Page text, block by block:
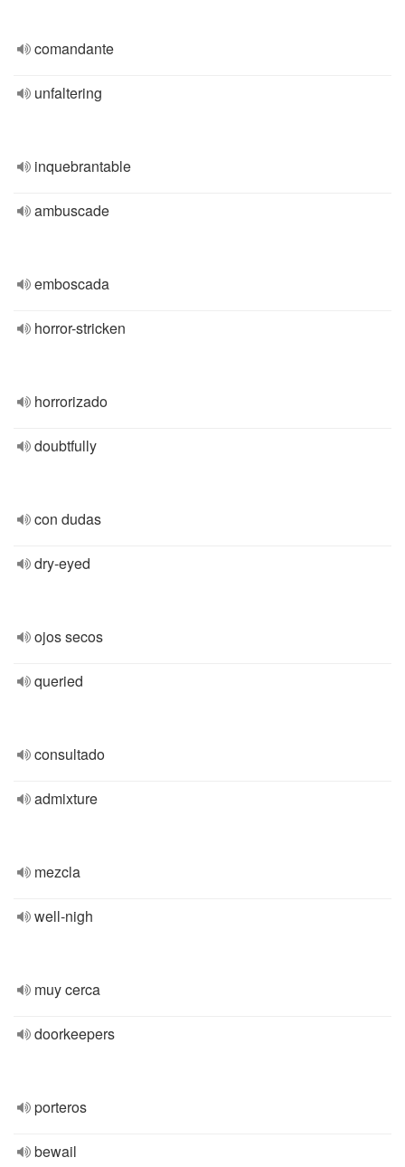
comandante
unfaltering
inquebrantable
ambuscade
emboscada
horror-stricken
horrorizado
doubtfully
con dudas
dry-eyed
ojos secos
queried
consultado
admixture
mezcla
well-nigh
muy cerca
doorkeepers
porteros
bewail